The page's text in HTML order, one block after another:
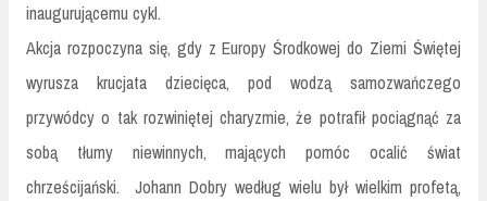
inaugurującemu cykl.
Akcja rozpoczyna się, gdy z Europy Środkowej do Ziemi Świętej
wyrusza krucjata dziecięca, pod wodzą samozwańczego
przywódcy o tak rozwiniętej charyzmie, że potrafił pociągnąć za
sobą tłumy niewinnych, mających pomóc ocalić świat
chrześcijański.
Johann Dobry według wielu był wielkim profetą,